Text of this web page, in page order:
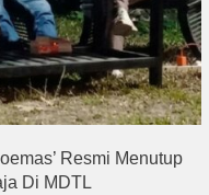
Resmi Menutup
Di MDTL